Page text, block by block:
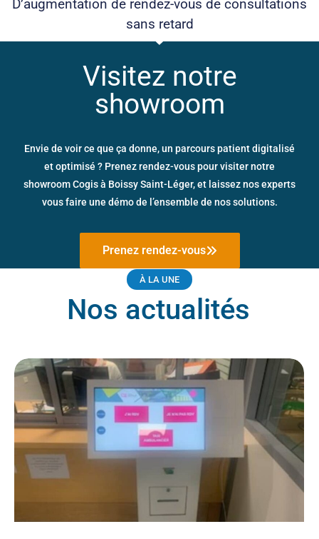
D’augmentation de rendez-vous de consultations
sans retard
Visitez notre
showroom
Envie de voir ce que ça donne, un parcours patient digitalisé
et optimisé ? Prenez rendez-vous pour visiter notre
showroom Cogis à Boissy Saint-Léger, et laissez nos experts
vous faire une démo de l’ensemble de nos solutions.
Prenez rendez-vous
À LA UNE
Nos actualités